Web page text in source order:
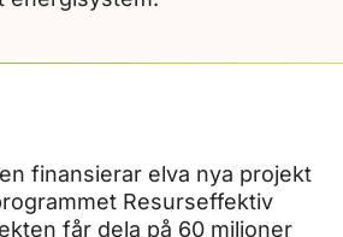
finansierar elva nya projekt
Resurseffektiv
får dela på 60 miljoner